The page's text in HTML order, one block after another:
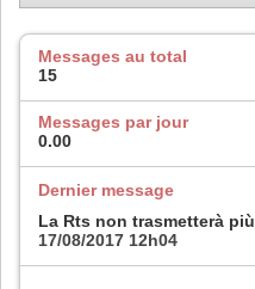
Messages au total
15
Messages par jour
0.00
Dernier message
La Rts non trasmetterà
17/08/2017 12h04